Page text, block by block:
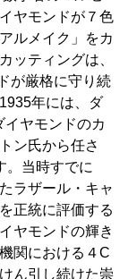
ヤモンドが７色
ルメイク」をカ
ッティングは、
が厳格に守り続
年には、ダ
ヤモンドのカ
ン氏から任さ
。当時すでに
ラザール・キャ
正統に評価する
ヤモンドの輝き
関における４C
ん引し続けた崇